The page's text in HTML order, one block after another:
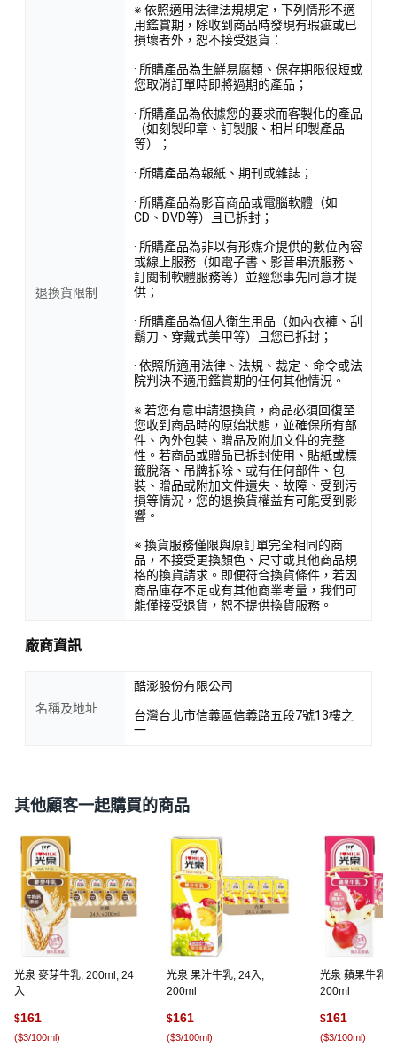
退換貨限制
※ 依照適用法律法規規定，下列情形不適
用鑑賞期，除收到商品時發現有瑕疵或已
損壞者外，恕不接受退貨：
· 所購產品為生鮮易腐類、保存期限很短或
您取消訂單時即將過期的產品；
· 所購產品為依據您的要求而客製化的產品
（如刻製印章、訂製服、相片印製產品
等）；
· 所購產品為報紙、期刊或雜誌；
· 所購產品為影音商品或電腦軟體（如
CD、DVD等）且已拆封；
· 所購產品為非以有形媒介提供的數位內容
或線上服務（如電子書、影音串流服務、
訂閱制軟體服務等）並經您事先同意才提
供；
· 所購產品為個人衛生用品（如內衣褲、刮
鬍刀、穿戴式美甲等）且您已拆封；
· 依照所適用法律、法規、裁定、命令或法
院判決不適用鑑賞期的任何其他情況。
※ 若您有意申請退換貨，商品必須回復至
您收到商品時的原始狀態，並確保所有部
件、內外包裝、贈品及附加文件的完整
性。若商品或贈品已拆封使用、貼紙或標
籤脫落、吊牌拆除、或有任何部件、包
裝、贈品或附加文件遺失、故障、受到污
損等情況，您的退換貨權益有可能受到影
響。
※ 換貨服務僅限與原訂單完全相同的商
品，不接受更換顏色、尺寸或其他商品規
格的換貨請求。即便符合換貨條件，若因
商品庫存不足或有其他商業考量，我們可
能僅接受退貨，恕不提供換貨服務。
廠商資訊
名稱及地址
酷澎股份有限公司
台灣台北市信義區信義路五段7號13樓之
一
其他顧客一起購買的商品
光泉 麥芽牛乳, 200ml, 24
入
$161
($3/100ml)
光泉 果汁牛乳, 24入,
200ml
$161
($3/100ml)
光泉 蘋果牛乳,
200ml
$161
($3/100ml)